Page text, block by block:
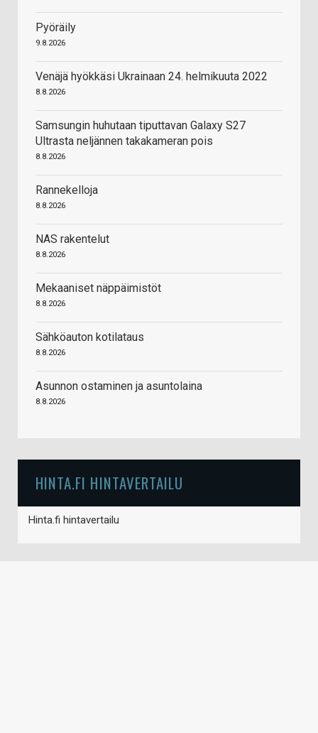
Pyöräily
9.8.2026
Venäjä hyökkäsi Ukrainaan 24. helmikuuta 2022
8.8.2026
Samsungin huhutaan tiputtavan Galaxy S27
Ultrasta neljännen takakameran pois
8.8.2026
Rannekelloja
8.8.2026
NAS rakentelut
8.8.2026
Mekaaniset näppäimistöt
8.8.2026
Sähköauton kotilataus
8.8.2026
Asunnon ostaminen ja asuntolaina
8.8.2026
HINTA.FI HINTAVERTAILU
Hinta.fi hintavertailu